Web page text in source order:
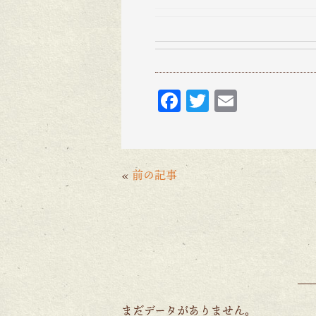
F
ac
eb
o
T
w
itt ai
l
« 前の記事
まだデータがありません。